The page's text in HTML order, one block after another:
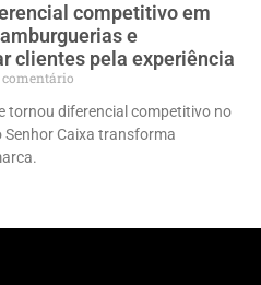
competitivo em
e
clientes pela experiência
tornou diferencial competitivo no
Senhor Caixa transforma